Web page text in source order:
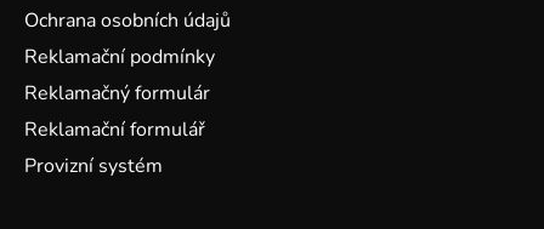
Ochrana osobních údajů
Reklamační podmínky
Reklamačný formulár
Reklamační formulář
Provizní systém